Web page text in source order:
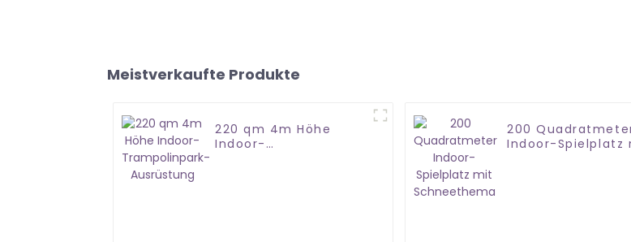
Meistverkaufte Produkte
220 qm 4m Höhe
Indoor-
200
Indoor-Spielplatz